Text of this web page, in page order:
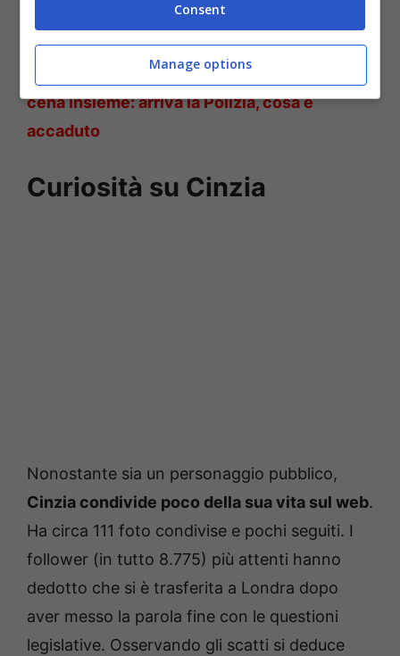
Cinzia Molena oggi – Solonotizie24
Grande Fratello, i vipponi a
cena insieme: arriva la Polizia, cosa è
accaduto
Curiosità su Cinzia
Nonostante sia un personaggio pubblico,
Cinzia condivide poco della sua vita sul web.
Ha circa 111 foto condivise e pochi seguiti. I
follower (in tutto 8.775) più attenti hanno
dedotto che si è trasferita a Londra dopo
aver messo la parola fine con le questioni
legislative. Osservando gli scatti si deduce
Consent
Manage options